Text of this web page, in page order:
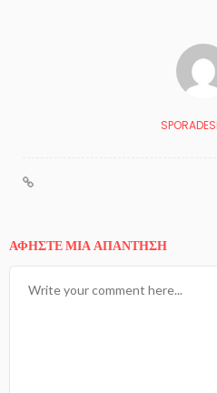
ΑΦΉΣΤΕ ΜΙΑ ΑΠΆΝΤΗΣΗ